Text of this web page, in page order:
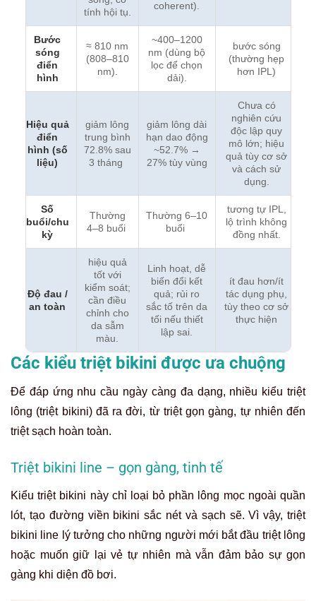
tính hội tụ.
coherent).
Bước
sóng
điển
hình
≈ 810 nm
(808–810
nm).
~400–1200
nm (dùng bộ
lọc để chọn
dải).
bước sóng
(thường hẹp
hơn IPL)
Hiệu quả
điển
hình (số
liệu)
giảm lông
trung bình
72.8% sau
3 tháng
giảm lông dài
hạn dao động
~52.7% →
27% tùy vùng
Chưa có
nghiên cứu
độc lập quy
mô lớn; hiệu
quả tùy cơ sở
và cách sử
dụng.
Số
buổi/chu
kỳ
Thường
4–8 buổi
Thường 6–10
buổi
tương tự IPL,
lộ trình không
đồng nhất.
Độ đau /
an toàn
hiệu quả
tốt với
kiểm soát;
cần điều
chỉnh cho
da sẫm
màu.
Linh hoạt, dễ
biến đổi kết
quả; rủi ro
sắc tố trên da
tối nếu thiết
lập sai.
ít đau hơn/ít
tác dụng phụ,
tùy theo cơ sở
thực hiện
Các kiểu triệt bikini được ưa chuộng
Để đáp ứng nhu cầu ngày càng đa dạng, nhiều kiểu triệt
lông (triệt bikini) đã ra đời, từ triệt gọn gàng, tự nhiên đến
triệt sạch hoàn toàn.
Triệt bikini line – gọn gàng, tinh tế
Kiểu triệt bikini này chỉ loại bỏ phần lông mọc ngoài quần
lót, tạo đường viền bikini sắc nét và sạch sẽ. Vì vậy, triệt
bikini line lý tưởng cho những người mới bắt đầu triệt lông
hoặc muốn giữ lại vẻ tự nhiên mà vẫn đảm bảo sự gọn
gàng khi diện đồ bơi.